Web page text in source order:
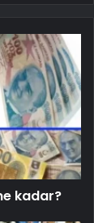
kadar?